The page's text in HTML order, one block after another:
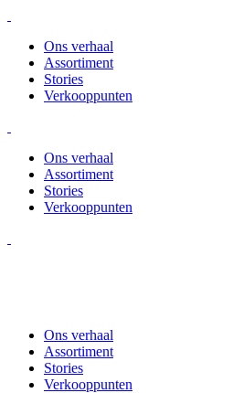
Ons verhaal
Assortiment
Stories
Verkooppunten
Ons verhaal
Assortiment
Stories
Verkooppunten
Ons verhaal
Assortiment
Stories
Verkooppunten